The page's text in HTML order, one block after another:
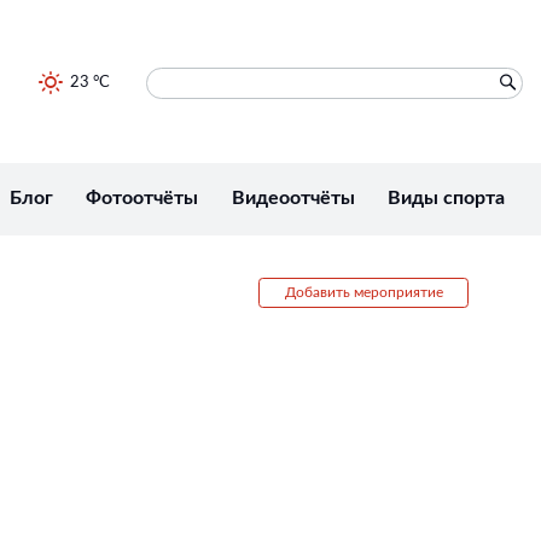
23 °C
Блог Фотоотчёты Видеоотчёты Виды спорта
Добавить мероприятие